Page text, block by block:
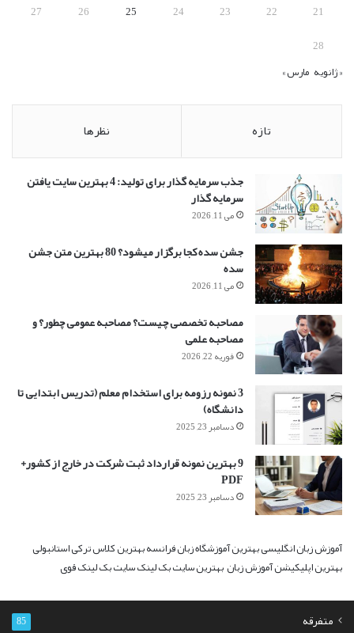
21
22
23
24
25
26
27
28
« ژانویه مارس »
تازه نظرها
جذب سرمایه گذار برای تولید: 4 بهترین سایت یافتن
سرمایه گذار
می 11, 2026
جشن سده کجا برگزار میشود؟ 80 بهترین متن جشن
سده
می 11, 2026
مصاحبه تخصصی چیست؟ مصاحبه عمومی چطور؟ و
مصاحبه علمی
فوریه 22, 2026
3 نمونه رزومه برای استخدام معلم (تدریس ابتدایی تا
دانشگاه)
دسامبر 23, 2025
9 بهترین نمونه قرارداد ثبت شرکت در خارج از کشور+
PDF
دسامبر 23, 2025
آموزش زبان انگلیسیبهترین آموزشگاه زبان فرانسهبهترین کلاس ترکی استانبولی
بهترین اپلیکیشن آموزش زبانبهترین سایت بک لینکسایت بک لینک قوی
متفرقه 85